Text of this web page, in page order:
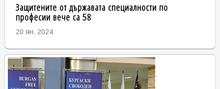
Защитените от държавата специалности по
професии вече са 58
20 ян. 2024